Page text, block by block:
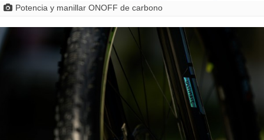
Potencia y manillar ONOFF de carbono